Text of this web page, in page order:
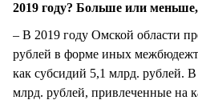
2019 году? Больше или
– В 2019 году Омской области
рублей в форме иных
как субсидий 5,1 млрд. рублей.
млрд. рублей, привлеченные на